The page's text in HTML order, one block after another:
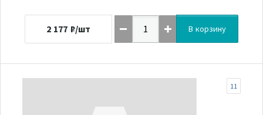
2 177 ₽/шт В корзину
11